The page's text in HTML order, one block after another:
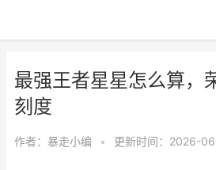
最强王者星星怎么算，
刻度
作者： 暴走小编 • 更新时间：2026-